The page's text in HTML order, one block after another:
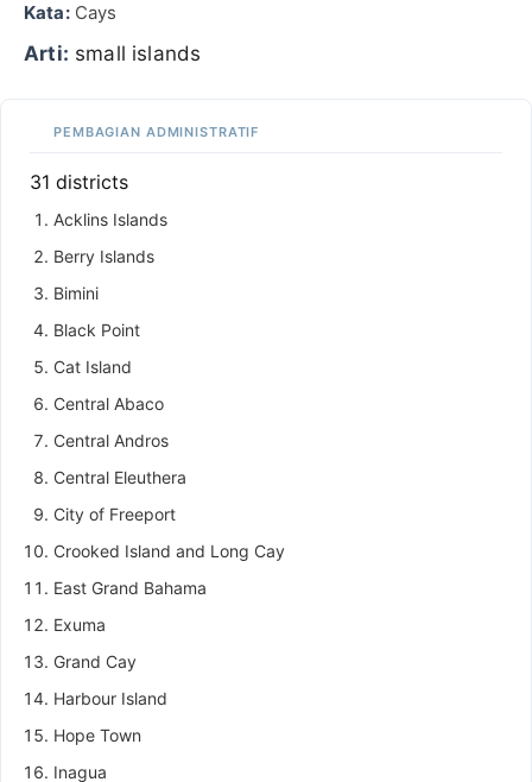
Kata:Cays
Arti: small islands
PEMBAGIAN ADMINISTRATIF
31 districts
Acklins Islands
Berry Islands
Bimini
Black Point
Cat Island
Central Abaco
Central Andros
Central Eleuthera
City of Freeport
Crooked Island and Long Cay
East Grand Bahama
Exuma
Grand Cay
Harbour Island
Hope Town
Inagua